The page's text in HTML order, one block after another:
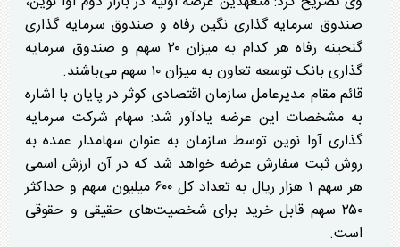
صندوق سرمایه گذاری نگین رفاه و صندوق سرمایه گذاری
گنجینه رفاه هر کدام به میزان ۲۰ سهم و صندوق سرمایه
گذاری بانک توسعه تعاون به میزان ۱۰ سهم می‌باشند.
قائم مقام مدیرعامل سازمان اقتصادی کوثر در پایان با اشاره
به مشخصات این عرضه یادآور شد: سهام شرکت سرمایه
گذاری آوا نوین توسط سازمان به عنوان سهامدار عمده به
روش ثبت سفارش عرضه خواهد شد که در آن ارزش اسمی
هر سهم ۱ هزار ریال به تعداد کل ۶۰۰ میلیون سهم و حداکثر
۲۵۰ سهم قابل خرید برای شخصیت‌های حقیقی و حقوقی
است.